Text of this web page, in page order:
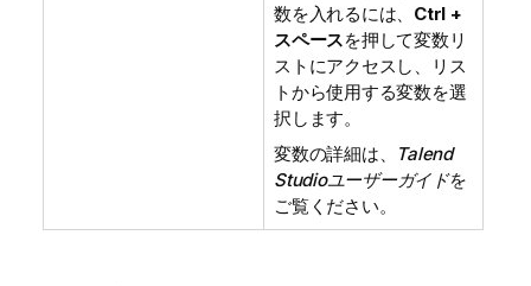
数を入れるには、 Ctrl +
スペースを押して変数リ
ストにアクセスし、リス
トから使用する変数を選
択します。
変数の詳細は、
Talend
Studioユーザーガイドを
ご覧ください。